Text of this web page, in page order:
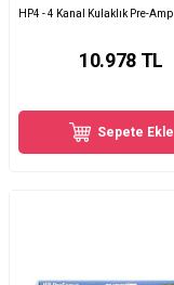
HP4 - 4 Kanal Kulaklık Pre-Amp
10.978TL
Sepete Ekle